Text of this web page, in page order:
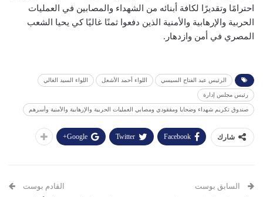
احترامًا وتقديرًا لكافة أبنائه من الشهداء والمصابين في العمليات
الحربية والإرهابية والأمنية الذين دفعوا ثمنًا غاليًا كي يحيا الشعب
المصري في أمن وازدهار.
الرئيس عبد الفتاح السيسي اللواء أحمد الأشعل اللواء السيد الغالي
رئيس مجلس إدارة
صندوق تكريم شهداء وضحايا ومفقودي ومصابي العمليات الحربية والإرهابية والأمنية وأسرهم
شارك Facebook
Twitter
Google+
السابق بوست القادم بوست